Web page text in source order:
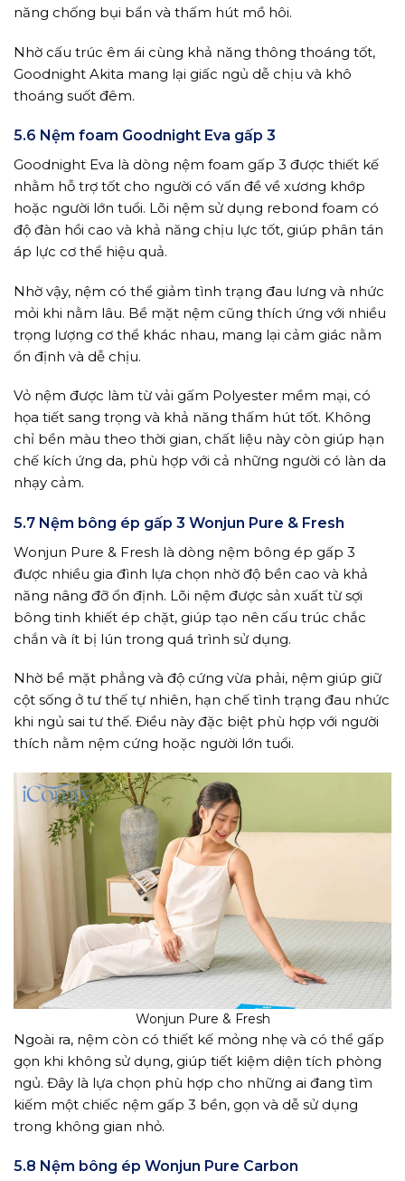
năng chống bụi bẩn và thấm hút mồ hôi.
Nhờ cấu trúc êm ái cùng khả năng thông thoáng tốt,
Goodnight Akita mang lại giấc ngủ dễ chịu và khô
thoáng suốt đêm.
5.6 Nệm foam Goodnight Eva gấp 3
Goodnight Eva là dòng nệm foam gấp 3 được thiết kế
nhằm hỗ trợ tốt cho người có vấn đề về xương khớp
hoặc người lớn tuổi. Lõi nệm sử dụng rebond foam có
độ đàn hồi cao và khả năng chịu lực tốt, giúp phân tán
áp lực cơ thể hiệu quả.
Nhờ vậy, nệm có thể giảm tình trạng đau lưng và nhức
mỏi khi nằm lâu. Bề mặt nệm cũng thích ứng với nhiều
trọng lượng cơ thể khác nhau, mang lại cảm giác nằm
ổn định và dễ chịu.
Vỏ nệm được làm từ vải gấm Polyester mềm mại, có
họa tiết sang trọng và khả năng thấm hút tốt. Không
chỉ bền màu theo thời gian, chất liệu này còn giúp hạn
chế kích ứng da, phù hợp với cả những người có làn da
nhạy cảm.
5.7 Nệm bông ép gấp 3 Wonjun Pure & Fresh
Wonjun Pure & Fresh là dòng nệm bông ép gấp 3
được nhiều gia đình lựa chọn nhờ độ bền cao và khả
năng nâng đỡ ổn định. Lõi nệm được sản xuất từ sợi
bông tinh khiết ép chặt, giúp tạo nên cấu trúc chắc
chắn và ít bị lún trong quá trình sử dụng.
Nhờ bề mặt phẳng và độ cứng vừa phải, nệm giúp giữ
cột sống ở tư thế tự nhiên, hạn chế tình trạng đau nhức
khi ngủ sai tư thế. Điều này đặc biệt phù hợp với người
thích nằm nệm cứng hoặc người lớn tuổi.
Wonjun Pure & Fresh
Ngoài ra, nệm còn có thiết kế mỏng nhẹ và có thể gấp
gọn khi không sử dụng, giúp tiết kiệm diện tích phòng
ngủ. Đây là lựa chọn phù hợp cho những ai đang tìm
kiếm một chiếc nệm gấp 3 bền, gọn và dễ sử dụng
trong không gian nhỏ.
5.8 Nệm bông ép Wonjun Pure Carbon